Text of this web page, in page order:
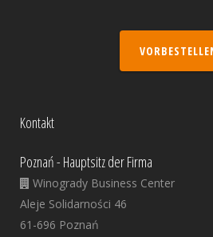
Kontakt
Poznań - Hauptsitz der Firma
Winogrady Business Center
Aleje Solidarności 46
61-696 Poznań